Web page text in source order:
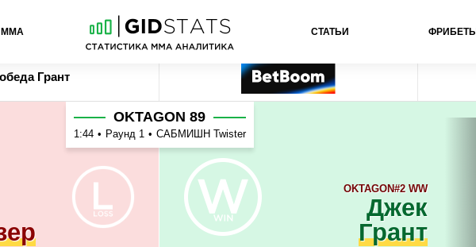
ММА СТАТЬИ ФРИБЕТЫ
Ставка Букмекер
Грант
OKTAGON 89
1:44 • Раунд 1 • САБМИШН Twister
Джек
Грант
OKTAGON#2 WW